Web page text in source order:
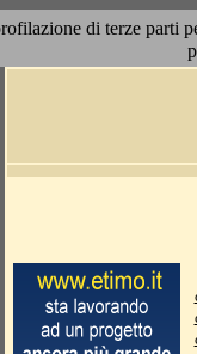
di terze parti